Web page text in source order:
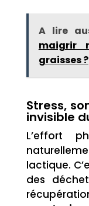
A lire
maigrir
graisses ?
Stress,
invisible
L’effort
lactique.
des